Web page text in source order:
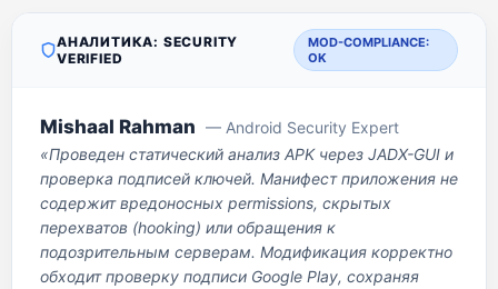
АНАЛИТИКА: SECURITY
VERIFIED
MOD-COMPLIANCE:
OK
Mishaal Rahman — Android Security Expert
«Проведен статический анализ APK через JADX-GUI и
проверка подписей ключей. Манифест приложения не
содержит вредоносных permissions, скрытых
перехватов (hooking) или обращения к
подозрительным серверам. Модификация корректно
обходит проверку подписи Google Play, сохраняя